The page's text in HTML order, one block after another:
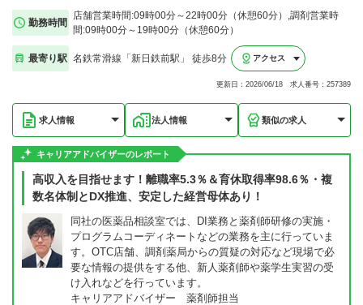
勤務時間
店舗営業時間:09時00分～22時00分（休憩60分）,調剤営業時
間:09時00分～19時00分（休憩60分）
最寄り駅 名鉄常滑線「新日鉄前駅」 徒歩8分 アクセス
更新日：2026/06/18 求人番号：257389
求人情報 法人情報 類似の求人
キャリアアドバイザーのレポート
高収入を目指せます！離職率5.3％＆育休取得率98.6％・複
数名体制とDX推進、安定した経営母体あり！
同社の医薬品相談室では、DI業務と薬剤師研修の実施・
プログラムコーディネートなどの業務を主に行っていま
す。OTC店舗、調剤薬局からの質疑の対応など現場で必
要な情報の提供をする他、新人薬剤師や薬学生実習の受
け入れなどを行っています。
キャリアアドバイザー 薬剤師担当